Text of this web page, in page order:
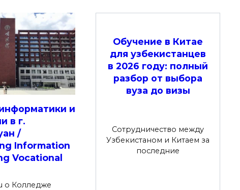
и
в г.
/
Information
Vocational
о Колледже
Обучение в Китае
для узбекистанцев
в 2026 году: полный
разбор от выбора
вуза до визы
Сотрудничество между
Узбекистаном и Китаем за
последние